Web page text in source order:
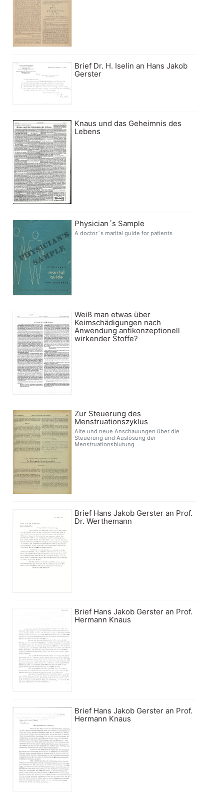
Brief Dr. H. Iselin an Hans Jakob
Gerster
Knaus und das Geheimnis des
Lebens
Physician´s Sample
A doctor´s marital guide for patients
Weiß man etwas über
Keimschädigungen nach
Anwendung antikonzeptionell
wirkender Stoffe?
Zur Steuerung des
Menstruationszyklus
Alte und neue Anschauungen über die
Steuerung und Auslösung der
Menstruationsblutung
Brief Hans Jakob Gerster an Prof.
Dr. Werthemann
Brief Hans Jakob Gerster an Prof.
Hermann Knaus
Brief Hans Jakob Gerster an Prof.
Hermann Knaus